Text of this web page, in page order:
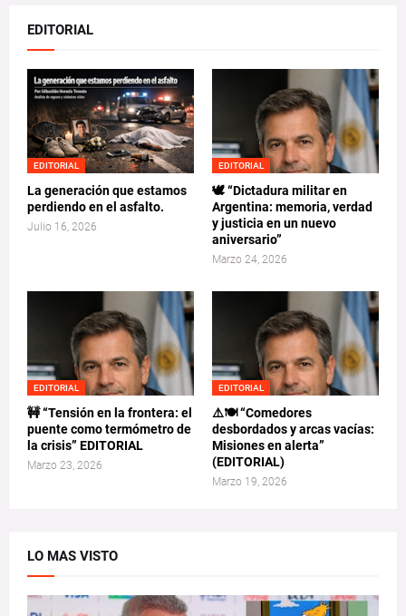
EDITORIAL
EDITORIAL
La generación que estamos
perdiendo en el asfalto.
Julio 16, 2026
EDITORIAL
🕊️ “Dictadura militar en
Argentina: memoria, verdad
y justicia en un nuevo
aniversario”
Marzo 24, 2026
EDITORIAL
🚧 “Tensión en la frontera: el
puente como termómetro de
la crisis” EDITORIAL
Marzo 23, 2026
EDITORIAL
⚠️🍽️ “Comedores
desbordados y arcas vacías:
Misiones en alerta”
(EDITORIAL)
Marzo 19, 2026
LO MAS VISTO